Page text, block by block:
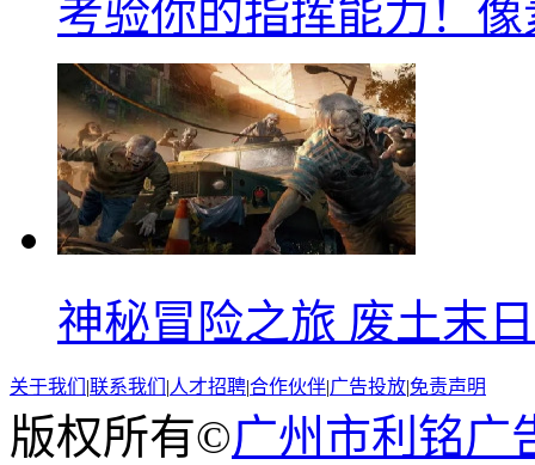
考验你的指挥能力！
神秘冒险之旅 废土末
关于我们 |联系我们 |人才招聘|合作伙伴|广告投放|免责声明
版权所有©广州市利铭广